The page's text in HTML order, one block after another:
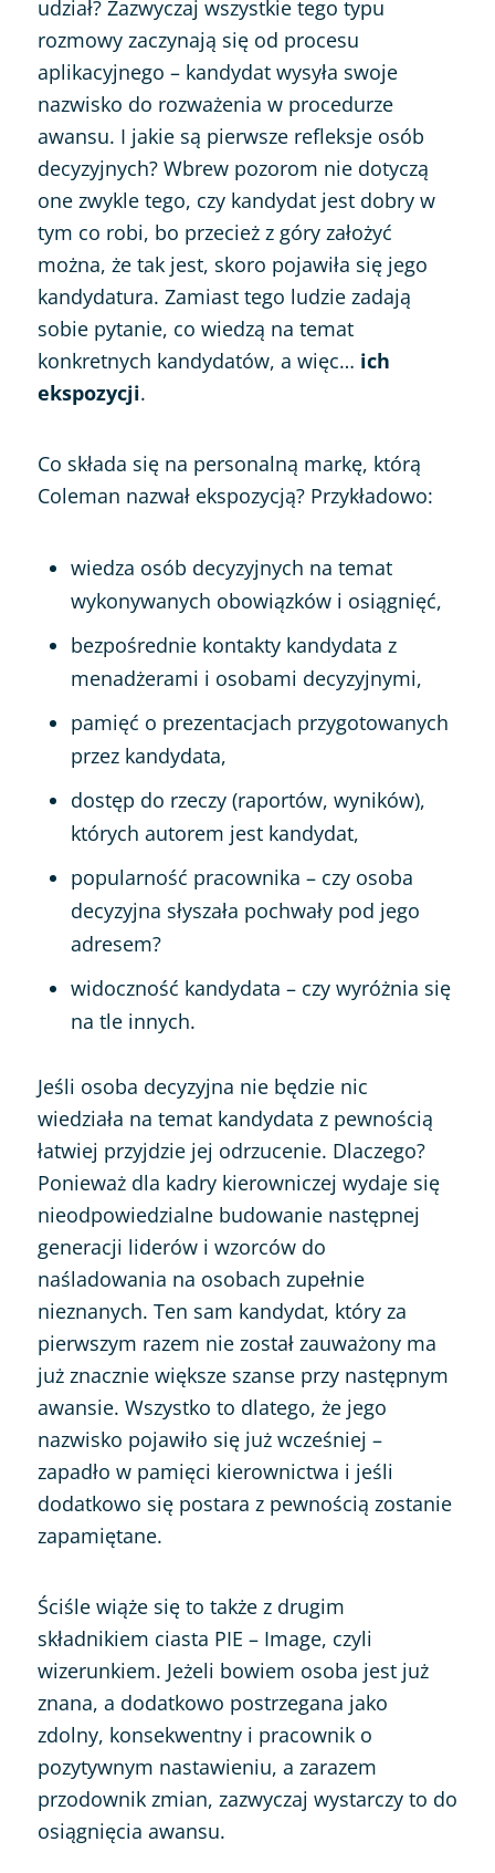
udział? Zazwyczaj wszystkie tego typu
rozmowy zaczynają się od procesu
aplikacyjnego – kandydat wysyła swoje
nazwisko do rozważenia w procedurze
awansu. I jakie są pierwsze refleksje osób
decyzyjnych? Wbrew pozorom nie dotyczą
one zwykle tego, czy kandydat jest dobry w
tym co robi, bo przecież z góry założyć
można, że tak jest, skoro pojawiła się jego
kandydatura. Zamiast tego ludzie zadają
sobie pytanie, co wiedzą na temat
konkretnych kandydatów, a więc… ich
ekspozycji.
Co składa się na personalną markę, którą
Coleman nazwał ekspozycją? Przykładowo:
wiedza osób decyzyjnych na temat
wykonywanych obowiązków i osiągnięć,
bezpośrednie kontakty kandydata z
menadżerami i osobami decyzyjnymi,
pamięć o prezentacjach przygotowanych
przez kandydata,
dostęp do rzeczy (raportów, wyników),
których autorem jest kandydat,
popularność pracownika – czy osoba
decyzyjna słyszała pochwały pod jego
adresem?
widoczność kandydata – czy wyróżnia się
na tle innych.
Jeśli osoba decyzyjna nie będzie nic
wiedziała na temat kandydata z pewnością
łatwiej przyjdzie jej odrzucenie. Dlaczego?
Ponieważ dla kadry kierowniczej wydaje się
nieodpowiedzialne budowanie następnej
generacji liderów i wzorców do
naśladowania na osobach zupełnie
nieznanych. Ten sam kandydat, który za
pierwszym razem nie został zauważony ma
już znacznie większe szanse przy następnym
awansie. Wszystko to dlatego, że jego
nazwisko pojawiło się już wcześniej –
zapadło w pamięci kierownictwa i jeśli
dodatkowo się postara z pewnością zostanie
zapamiętane.
Ściśle wiąże się to także z drugim
składnikiem ciasta PIE – Image, czyli
wizerunkiem. Jeżeli bowiem osoba jest już
znana, a dodatkowo postrzegana jako
zdolny, konsekwentny i pracownik o
pozytywnym nastawieniu, a zarazem
przodownik zmian, zazwyczaj wystarczy to do
osiągnięcia awansu.